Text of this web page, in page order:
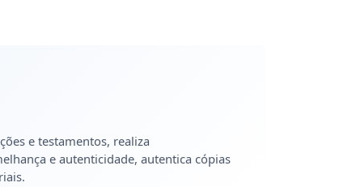
e testamentos, realiza
e autenticidade, autentica cópias